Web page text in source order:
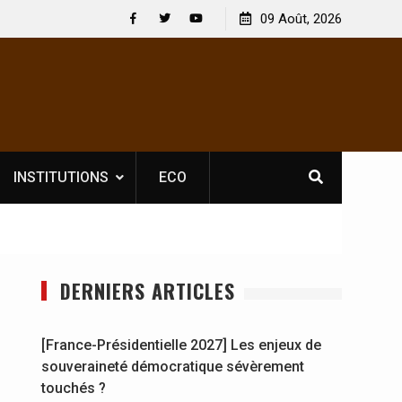
licence obligatoire pour les spectacles : En
l’opérateur culturel Soldat Jahboy se
[France-
souveraineté
09 Août, 2026
INSTITUTIONS ECO
DERNIERS ARTICLES
[France-Présidentielle 2027] Les enjeux de
souveraineté démocratique sévèrement
touchés ?